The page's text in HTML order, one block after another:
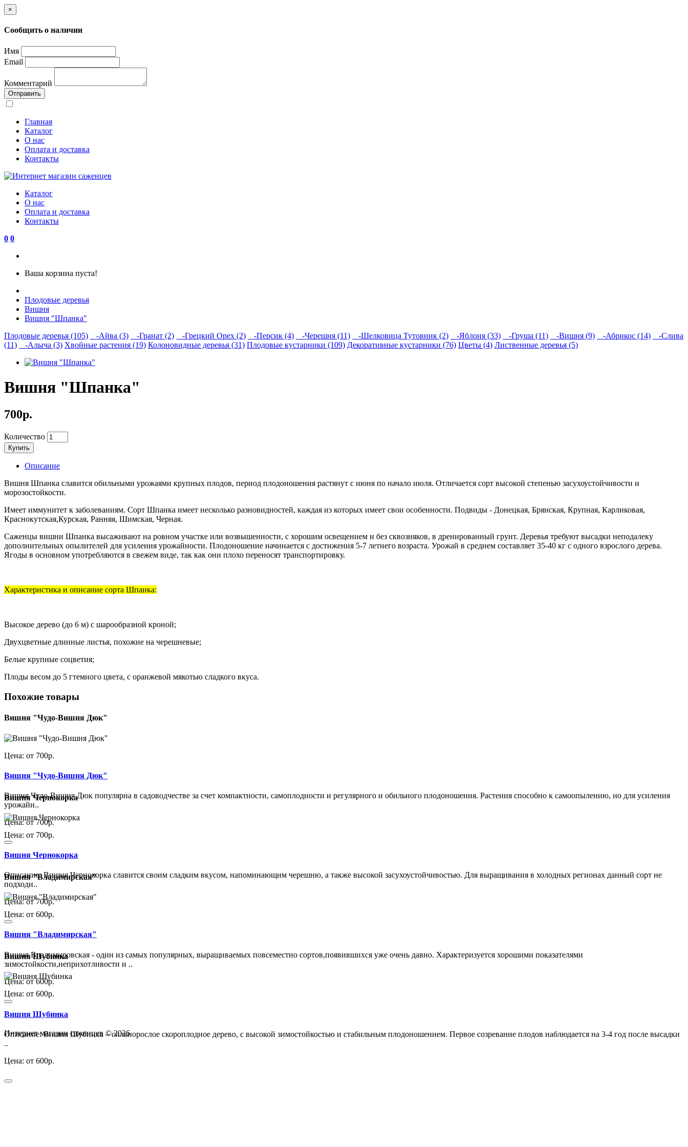
×
Сообщить о наличии
Имя
Email
Комментарий
Отправить
Главная
Каталог
О нас
Оплата и доставка
Контакты
Каталог
О нас
Оплата и доставка
Контакты
0 0
Ваша корзина пуста!
Плодовые деревья
Вишня
Вишня "Шпанка"
Плодовые деревья (105)
-Айва (3) -Гранат (2) -Грецкий Орех (2) -Персик (4) -Черешня (11) -Шелковица Тутовник (2) -Яблоня (33) -Груша (11) -Вишня (9) -Абрикос (14)
-Слива
(11)
-Алыча (3) Хвойные растения (19) Колоновидные деревья (31) Плодовые кустарники (109) Декоративные кустарники (76) Цветы (4) Лиственные деревья (5)
Вишня "Шпанка"
700р.
Количество
Купить
Описание
Вишня Шпанка славится обильными урожаями крупных плодов, период плодоношения растянут с июня по начало июля. Отличается сорт высокой степенью засухоустойчивости и
морозостойкости.
Имеет иммунитет к заболеваниям. Сорт Шпанка имеет несколько разновидностей, каждая из которых имеет свои особенности. Подвиды - Донецкая, Брянская, Крупная, Карликовая,
Краснокутская,Курская, Ранняя, Шимская, Черная.
Саженцы вишни Шпанка высаживают на ровном участке или возвышенности, с хорошим освещением и без сквозняков, в дренированный грунт. Деревья требуют высадки неподалеку
дополнительных опылителей для усиления урожайности. Плодоношение начинается с достижения 5-7 летнего возраста. Урожай в среднем составляет 35-40 кг с одного взрослого дерева.
Ягоды в основном употребляются в свежем виде, так как они плохо переносят транспортировку.
Характеристика и описание сорта Шпанка:
Высокое дерево (до 6 м) с шарообразной кроной;
Двухцветные длинные листья, похожие на черешневые;
Белые крупные соцветия;
Плоды весом до 5 гтемного цвета, с оранжевой мякотью сладкого вкуса.
Похожие товары
Вишня "Чудо-Вишня Дюк"
Цена: от 700р.
Вишня "Чудо-Вишня Дюк"
Вишня Чудо-Вишня Дюк популярна в садоводчестве за счет компактности, самоплодности и регулярного и обильного плодоношения. Растения способно к самоопылению, но для усиления
урожайн..
Цена: от 700р.
Вишня Чернокорка
Цена: от 700р.
Вишня Чернокорка
Описание: Вишня Чернокорка славится своим сладким вкусом, напоминающим черешню, а также высокой засухоустойчивостью. Для выращивания в холодных регионах данный сорт не
подходи..
Цена: от 700р.
Вишня "Владимирская"
Цена: от 600р.
Вишня "Владимирская"
Вишня Владимировская - один из самых популярных, выращиваемых повсеместно сортов,появившихся уже очень давно. Характеризуется хорошими показателями
зимостойкости,неприхотливости и ..
Цена: от 600р.
Вишня Шубинка
Цена: от 600р.
Вишня Шубинка
Описание: Вишня Шубинка – сильнорослое скороплодное дерево, с высокой зимостойкостью и стабильным плодоношением. Первое созревание плодов наблюдается на 3-4 год после высадки
..
Цена: от 600р.
Интернет магазин саженцев © 2026